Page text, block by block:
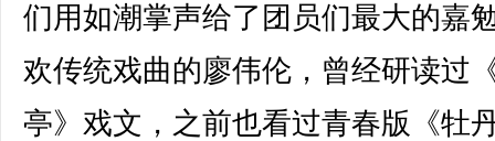
们用如潮掌声给了团员们最大的嘉
欢传统戏曲的廖伟伦，曾经研读过
亭》戏文，之前也看过青春版《牡